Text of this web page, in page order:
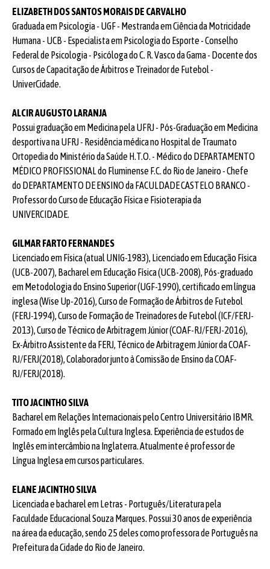
ELIZABETH DOS SANTOS MORAIS DE CARVALHO
Graduada em Psicologia - UGF - Mestranda em Ciência da Motricidade
Humana - UCB - Especialista em Psicologia do Esporte - Conselho
Federal de Psicologia - Psicóloga do C. R. Vasco da Gama - Docente dos
Cursos de Capacitação de Árbitros e Treinador de Futebol -
UniverCidade.
ALCIR AUGUSTO LARANJA
Possui graduação em Medicina pela UFRJ - Pós-Graduação em Medicina
desportiva na UFRJ - Residência médica no Hospital de Traumato
Ortopedia do Ministério da Saúde H.T.O. - Médico do DEPARTAMENTO
MÉDICO PROFISSIONAL do Fluminense F.C. do Rio de Janeiro - Chefe
do DEPARTAMENTO DE ENSINO da FACULDADE CASTELO BRANCO -
Professor do Curso de Educação Física e Fisioterapia da
UNIVERCIDADE.
GILMAR FARTO FERNANDES
Licenciado em Física (atual UNIG-1983), Licenciado em Educação Física
(UCB-2007), Bacharel em Educação Física (UCB-2008), Pós-graduado
em Metodologia do Ensino Superior (UGF-1990), certificado em língua
inglesa (Wise Up-2016), Curso de Formação de Árbitros de Futebol
(FERJ-1994), Curso de Formação de Treinadores de Futebol (ICF/FERJ-
2013), Curso de Técnico de Arbitragem Júnior (COAF-RJ/FERJ-2016),
Ex-Árbitro Assistente da FERJ, Técnico de Arbitragem Júnior da COAF-
RJ/FERJ(2018), Colaborador junto à Comissão de Ensino da COAF-
RJ/FERJ(2018).
TITO JACINTHO SILVA
Bacharel em Relações Internacionais pelo Centro Universitário IBMR.
Formado em Inglês pela Cultura Inglesa. Experiência de estudos de
Inglês em intercâmbio na Inglaterra. Atualmente é professor de
Língua Inglesa em cursos particulares.
ELANE JACINTHO SILVA
Licenciada e bacharel em Letras - Português/Literatura pela
Faculdade Educacional Souza Marques. Possui 30 anos de experiência
na área da educação, sendo 25 deles como professora de Português na
Prefeitura da Cidade do Rio de Janeiro.